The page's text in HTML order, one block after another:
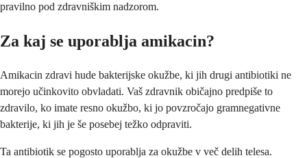
pravilno pod zdravniškim nadzorom.
Za kaj se uporablja amikacin?
Amikacin zdravi hude bakterijske okužbe, ki jih drugi antibiotiki ne
morejo učinkovito obvladati. Vaš zdravnik običajno predpiše to
zdravilo, ko imate resno okužbo, ki jo povzročajo gramnegativne
bakterije, ki jih je še posebej težko odpraviti.
Ta antibiotik se pogosto uporablja za okužbe v več delih telesa.